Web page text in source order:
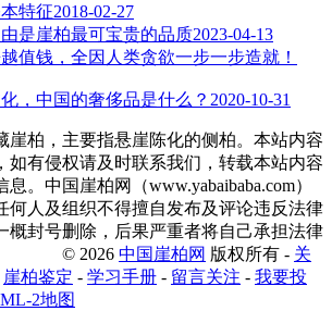
特征2018-02-27
是崖柏最可宝贵的品质2023-04-13
值钱，全因人类贪欲一步一步造就！
，中国的奢侈品是什么？ 2020-10-31
崖柏，主要指悬崖陈化的侧柏。本站内容
如有侵权请及时联系我们，转载本站内容
。中国崖柏网（www.yabaibaba.com）
何人及组织不得擅自发布及评论违反法律
概封号删除，后果严重者将自己承担法律
。 © 2026 中国崖柏网 版权所有 - 关
崖柏鉴定 - 学习手册 - 留言关注 - 我要投
2地图